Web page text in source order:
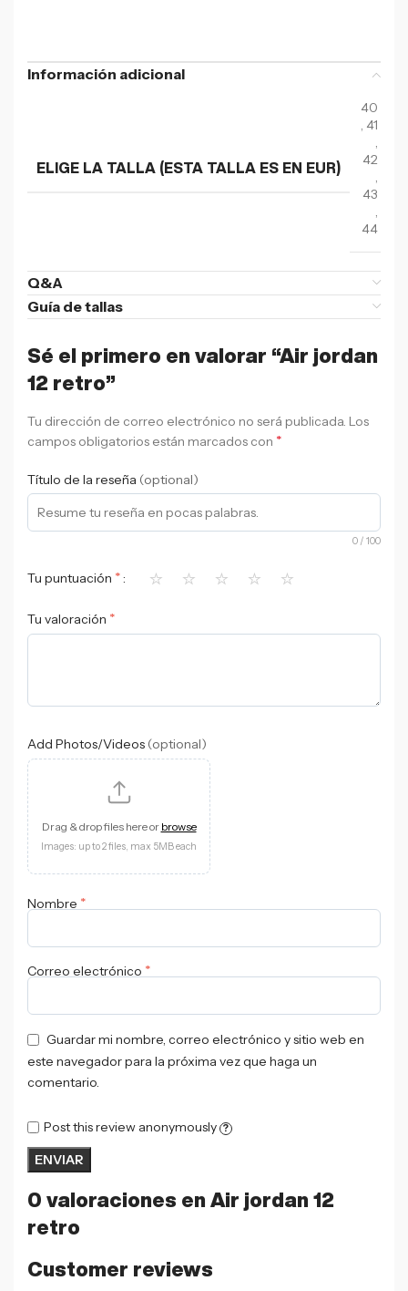
Información adicional
ELIGE LA TALLA (ESTA TALLA ES EN EUR)
40
41
42
43
44
Q&A
Guía de tallas
0 valoraciones en Air jordan 12
retro
Customer reviews
Sé el primero en valorar “Air jordan
12 retro”
Tu dirección de correo electrónico no será publicada. Los
campos obligatorios están marcados con *
Título de la reseña (optional)
0 / 100
Tu puntuación * ⭐ ⭐ ⭐ ⭐ ⭐
Tu valoración *
Add Photos/Videos (optional)
Drag & drop files here or browse
Images: up to 2 files, max 5MB each
Nombre *
Correo electrónico *
Guardar mi nombre, correo electrónico y sitio web en
este navegador para la próxima vez que haga un
comentario.
Post this review anonymously ?